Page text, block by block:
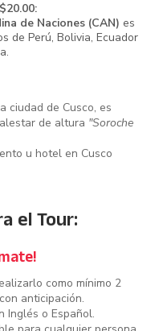
de Naciones (CAN) es
de Perú, Bolivia, Ecuador
ciudad de Cusco, es
de altura "Soroche
u hotel en Cusco
el Tour:
como mínimo 2
anticipación.
Inglés o Español.